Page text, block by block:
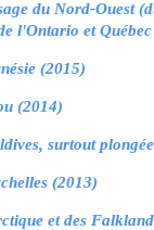
du Nord-Ouest
l'Ontario et
(2015)
(2014)
surtout
(2013)
et des